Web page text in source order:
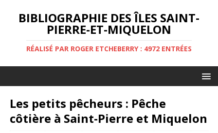
BIBLIOGRAPHIE DES ÎLES SAINT-
PIERRE-ET-MIQUELON
RÉALISÉ PAR ROGER ETCHEBERRY : 4972 ENTRÉES
Les petits pêcheurs : Pêche
côtière à Saint-Pierre et Miquelon